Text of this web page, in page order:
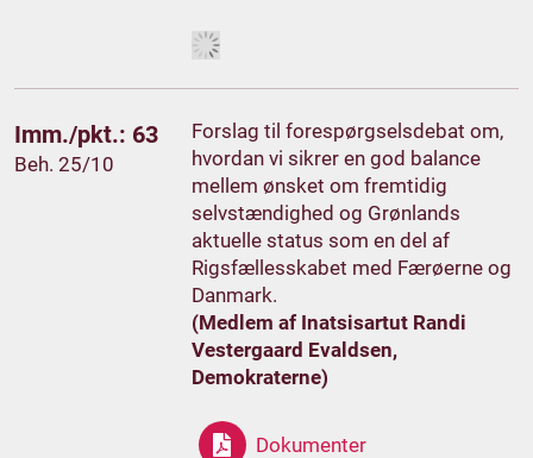
Imm./pkt.: 63
Beh. 25/10
Forslag til forespørgselsdebat om,
hvordan vi sikrer en god balance
mellem ønsket om fremtidig
selvstændighed og Grønlands
aktuelle status som en del af
Rigsfællesskabet med Færøerne og
Danmark.
(Medlem af Inatsisartut Randi
Vestergaard Evaldsen,
Demokraterne)
Dokumenter